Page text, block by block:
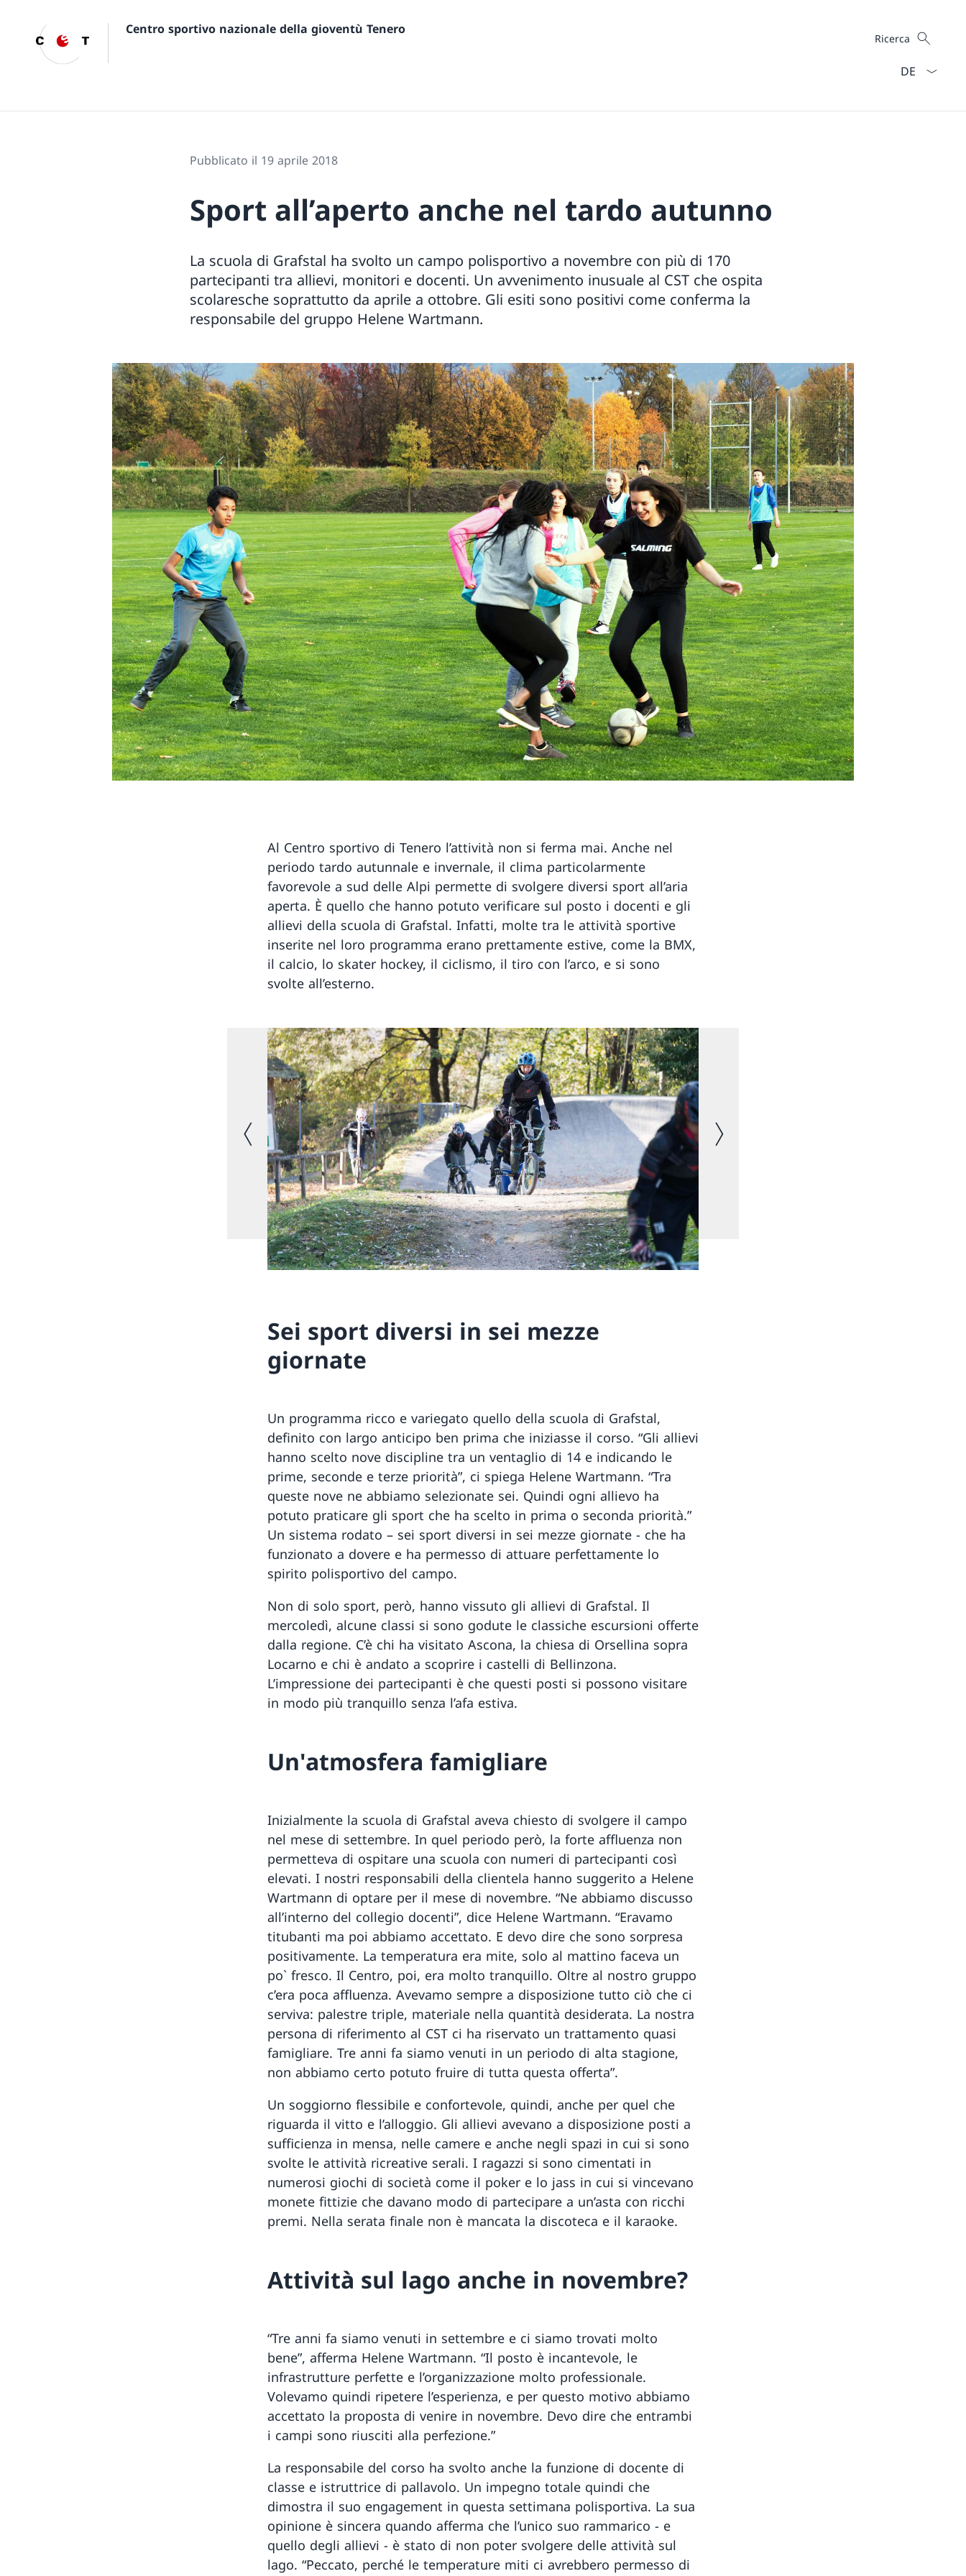
Centro sportivo nazionale della gioventù Tenero Cercare
Ricerca
Pubblicato il 19 aprile 2018
Sport all’aperto anche nel tardo autunno
La scuola di Grafstal ha svolto un campo polisportivo a novembre con più di 170
partecipanti tra allievi, monitori e docenti. Un avvenimento inusuale al CST che ospita
scolaresche soprattutto da aprile a ottobre. Gli esiti sono positivi come conferma la
responsabile del gruppo Helene Wartmann.
Al Centro sportivo di Tenero l’attività non si ferma mai. Anche nel
periodo tardo autunnale e invernale, il clima particolarmente
favorevole a sud delle Alpi permette di svolgere diversi sport all’aria
aperta. È quello che hanno potuto verificare sul posto i docenti e gli
allievi della scuola di Grafstal. Infatti, molte tra le attività sportive
inserite nel loro programma erano prettamente estive, come la BMX,
il calcio, lo skater hockey, il ciclismo, il tiro con l’arco, e si sono
svolte all’esterno.
Immagine precedente Immagine successiva
Sei sport diversi in sei mezze
giornate
Un programma ricco e variegato quello della scuola di Grafstal,
definito con largo anticipo ben prima che iniziasse il corso. “Gli allievi
hanno scelto nove discipline tra un ventaglio di 14 e indicando le
prime, seconde e terze priorità”, ci spiega Helene Wartmann. “Tra
queste nove ne abbiamo selezionate sei. Quindi ogni allievo ha
potuto praticare gli sport che ha scelto in prima o seconda priorità.”
Un sistema rodato – sei sport diversi in sei mezze giornate − che ha
funzionato a dovere e ha permesso di attuare perfettamente lo
spirito polisportivo del campo.
Non di solo sport, però, hanno vissuto gli allievi di Grafstal. Il
mercoledì, alcune classi si sono godute le classiche escursioni offerte
dalla regione. C’è chi ha visitato Ascona, la chiesa di Orsellina sopra
Locarno e chi è andato a scoprire i castelli di Bellinzona.
L’impressione dei partecipanti è che questi posti si possono visitare
in modo più tranquillo senza l’afa estiva.
Un'atmosfera famigliare
Inizialmente la scuola di Grafstal aveva chiesto di svolgere il campo
nel mese di settembre. In quel periodo però, la forte affluenza non
permetteva di ospitare una scuola con numeri di partecipanti così
elevati. I nostri responsabili della clientela hanno suggerito a Helene
Wartmann di optare per il mese di novembre. “Ne abbiamo discusso
all’interno del collegio docenti”, dice Helene Wartmann. “Eravamo
titubanti ma poi abbiamo accettato. E devo dire che sono sorpresa
positivamente. La temperatura era mite, solo al mattino faceva un
po` fresco. Il Centro, poi, era molto tranquillo. Oltre al nostro gruppo
c’era poca affluenza. Avevamo sempre a disposizione tutto ciò che ci
serviva: palestre triple, materiale nella quantità desiderata. La nostra
persona di riferimento al CST ci ha riservato un trattamento quasi
famigliare. Tre anni fa siamo venuti in un periodo di alta stagione,
non abbiamo certo potuto fruire di tutta questa offerta”.
Un soggiorno flessibile e confortevole, quindi, anche per quel che
riguarda il vitto e l’alloggio. Gli allievi avevano a disposizione posti a
sufficienza in mensa, nelle camere e anche negli spazi in cui si sono
svolte le attività ricreative serali. I ragazzi si sono cimentati in
numerosi giochi di società come il poker e lo jass in cui si vincevano
monete fittizie che davano modo di partecipare a un’asta con ricchi
premi. Nella serata finale non è mancata la discoteca e il karaoke.
Attività sul lago anche in novembre?
“Tre anni fa siamo venuti in settembre e ci siamo trovati molto
bene”, afferma Helene Wartmann. “Il posto è incantevole, le
infrastrutture perfette e l’organizzazione molto professionale.
Volevamo quindi ripetere l’esperienza, e per questo motivo abbiamo
accettato la proposta di venire in novembre. Devo dire che entrambi
i campi sono riusciti alla perfezione.”
La responsabile del corso ha svolto anche la funzione di docente di
classe e istruttrice di pallavolo. Un impegno totale quindi che
dimostra il suo engagement in questa settimana polisportiva. La sua
opinione è sincera quando afferma che l’unico suo rammarico − e
quello degli allievi − è stato di non poter svolgere delle attività sul
lago. “Peccato, perché le temperature miti ci avrebbero permesso di